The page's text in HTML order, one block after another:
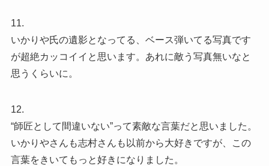
11.
いかりや氏の遺影となってる、ベース弾いてる写真です
が超絶カッコイイと思います。あれに敵う写真無いなと
思うくらいに。
12.
“師匠として間違いない”って素敵な言葉だと思いました。
いかりやさんも志村さんも以前から大好きですが、この
言葉をきいてもっと好きになりました。